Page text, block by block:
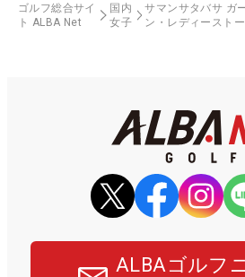
ゴルフ総合サイ
ト ALBA Net
国内
女子
サマンサタバサ ガ
ン・レディースト
ALBAゴルフ